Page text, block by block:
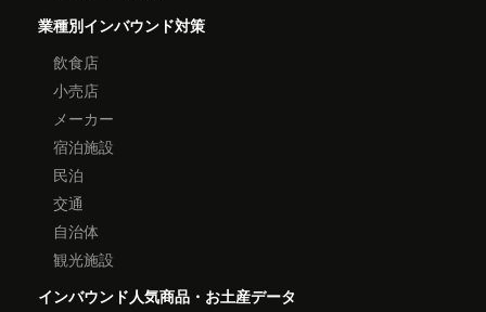
業種別インバウンド対策
飲食店
小売店
メーカー
宿泊施設
民泊
交通
自治体
観光施設
インバウンド人気商品・お土産データ